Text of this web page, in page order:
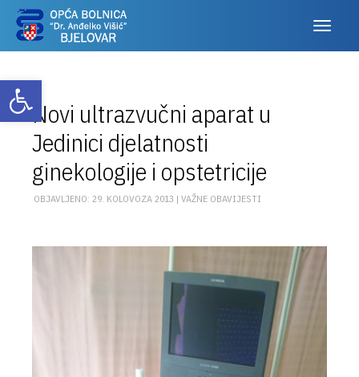
Otvori alatnu traku
Novi ultrazvučni aparat u
Jedinici djelatnosti
ginekologije i opstetricije
OBJAVLJENO: 29. KOLOVOZA 2013 | VAŽNE OBAVIJESTI